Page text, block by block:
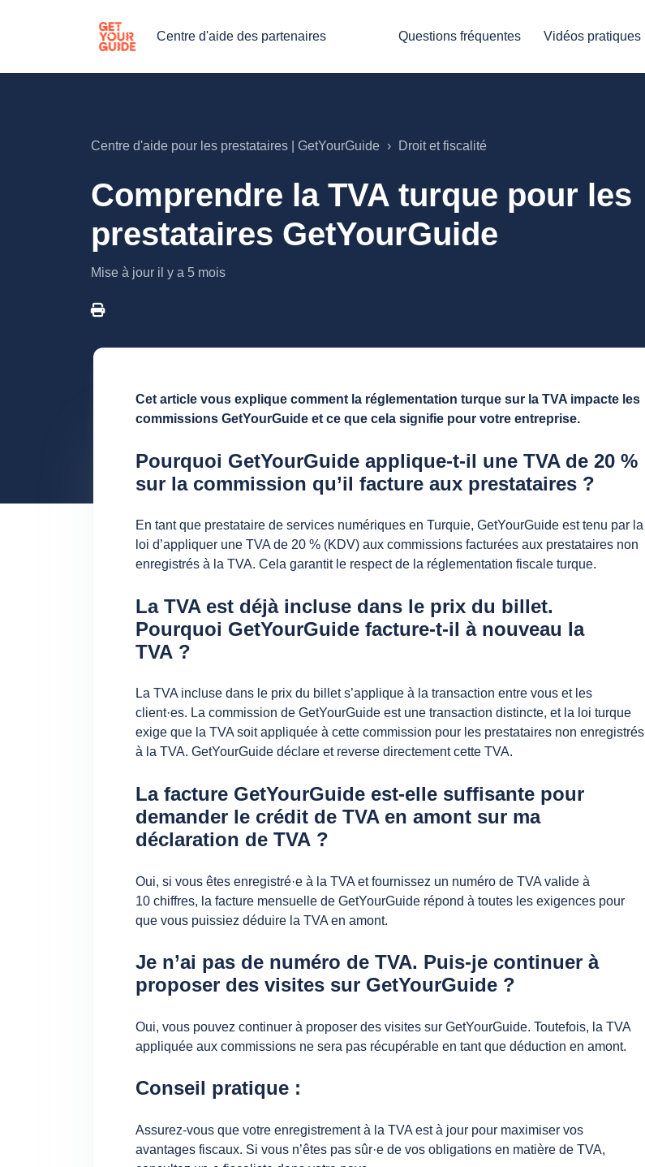
Centre d'aide des partenaires Questions fréquentes Vidéos pratiques
Centre d'aide pour les prestataires | GetYourGuide Droit et fiscalité
Comprendre la TVA turque pour les
prestataires GetYourGuide
Mise à jour il y a 5 mois
Cet article vous explique comment la réglementation turque sur la TVA impacte les
commissions GetYourGuide et ce que cela signifie pour votre entreprise.
Pourquoi GetYourGuide applique-t-il une TVA de 20 %
sur la commission qu’il facture aux prestataires ?
En tant que prestataire de services numériques en Turquie, GetYourGuide est tenu par la
loi d’appliquer une TVA de 20 % (KDV) aux commissions facturées aux prestataires non
enregistrés à la TVA. Cela garantit le respect de la réglementation fiscale turque.
La TVA est déjà incluse dans le prix du billet.
Pourquoi GetYourGuide facture-t-il à nouveau la
TVA ?
La TVA incluse dans le prix du billet s’applique à la transaction entre vous et les
client·es. La commission de GetYourGuide est une transaction distincte, et la loi turque
exige que la TVA soit appliquée à cette commission pour les prestataires non enregistrés
à la TVA. GetYourGuide déclare et reverse directement cette TVA.
La facture GetYourGuide est-elle suffisante pour
demander le crédit de TVA en amont sur ma
déclaration de TVA ?
Oui, si vous êtes enregistré·e à la TVA et fournissez un numéro de TVA valide à
10 chiffres, la facture mensuelle de GetYourGuide répond à toutes les exigences pour
que vous puissiez déduire la TVA en amont.
Je n’ai pas de numéro de TVA. Puis-je continuer à
proposer des visites sur GetYourGuide ?
Oui, vous pouvez continuer à proposer des visites sur GetYourGuide. Toutefois, la TVA
appliquée aux commissions ne sera pas récupérable en tant que déduction en amont.
Conseil pratique :
Assurez-vous que votre enregistrement à la TVA est à jour pour maximiser vos
avantages fiscaux. Si vous n’êtes pas sûr·e de vos obligations en matière de TVA,